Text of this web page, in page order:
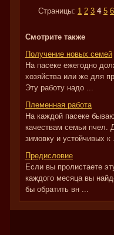
Страницы: 1 2 3 4 5 6
Смотрите также
Получение новых семей
На пасеке ежегодно
хозяйства или же для
Эту работу надо ...
Племенная работа
На каждой пасеке
качествам семьи пчел.
зимовку и устойчивых к
Предисловие
Если вы пролистаете
каждого месяца вы
бы обратить вн ...